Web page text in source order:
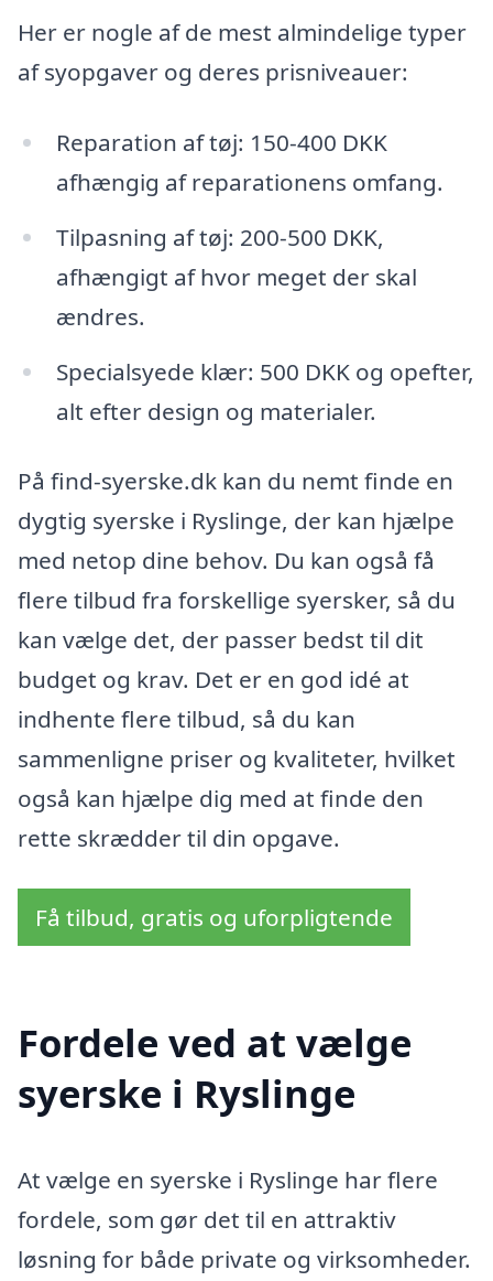
Her er nogle af de mest almindelige typer
af syopgaver og deres prisniveauer:
Reparation af tøj: 150-400 DKK
afhængig af reparationens omfang.
Tilpasning af tøj: 200-500 DKK,
afhængigt af hvor meget der skal
ændres.
Specialsyede klær: 500 DKK og opefter,
alt efter design og materialer.
På find-syerske.dk kan du nemt finde en
dygtig syerske i Ryslinge, der kan hjælpe
med netop dine behov. Du kan også få
flere tilbud fra forskellige syersker, så du
kan vælge det, der passer bedst til dit
budget og krav. Det er en god idé at
indhente flere tilbud, så du kan
sammenligne priser og kvaliteter, hvilket
også kan hjælpe dig med at finde den
rette skrædder til din opgave.
Få tilbud, gratis og uforpligtende
Fordele ved at vælge
syerske i Ryslinge
At vælge en syerske i Ryslinge har flere
fordele, som gør det til en attraktiv
løsning for både private og virksomheder.